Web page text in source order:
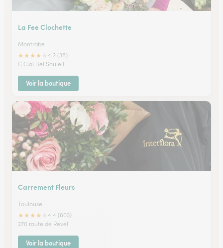
La Fee Clochette
Montrabe
★★★★
4.2 (38)
C.Cial Bel Souleil
Voir la boutique
Carrement Fleurs
Toulouse
★★★★
4.4 (603)
270 route de Revel
Voir la boutique